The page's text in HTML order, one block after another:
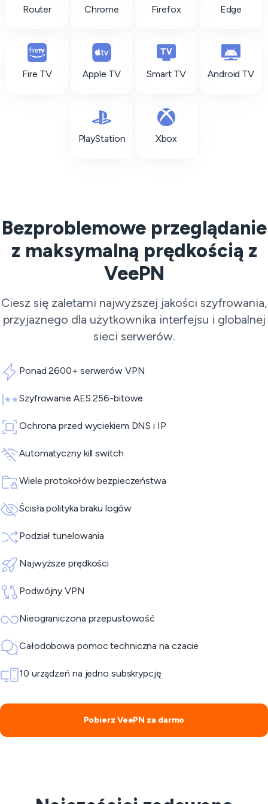
Router Chrome Firefox Edge
Fire TV Apple TV Smart TV Android TV
PlayStation Xbox
Bezproblemowe przeglądanie
z maksymalną prędkością z
VeePN
Ciesz się zaletami najwyższej jakości szyfrowania,
przyjaznego dla użytkownika interfejsu i globalnej
sieci serwerów.
Ponad 2600+ serwerów VPN
Szyfrowanie AES 256-bitowe
Ochrona przed wyciekiem DNS i IP
Automatyczny kill switch
Wiele protokołów bezpieczeństwa
Ścisła polityka braku logów
Podział tunelowania
Najwyższe prędkości
Podwójny VPN
Nieograniczona przepustowość
Całodobowa pomoc techniczna na czacie
10 urządzeń na jedno subskrypcję
Pobierz VeePN za darmo